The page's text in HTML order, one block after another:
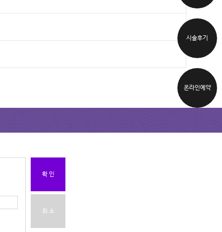
확 인
취 소
시술후기
온라인예약